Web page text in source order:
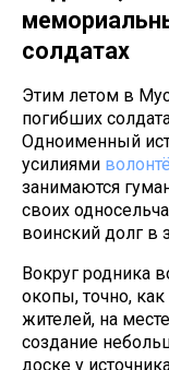
солдатах
Этим летом в
погибших
Одноименный
усилиями
занимаются
своих
воинский долг в
Вокруг родника
окопы, точно,
жителей, на
создание
доске у